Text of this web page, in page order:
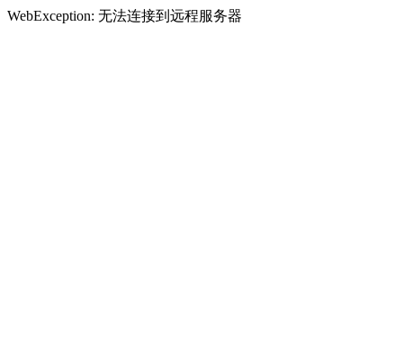
WebException: 无法连接到远程服务器